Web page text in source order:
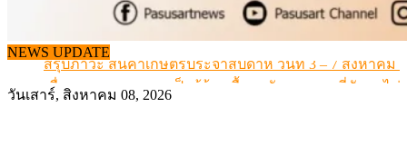
NEWS UPDATE
เดินหน้าดัน “ราคากลางโคเนื้อ” แก้ปัญหาราคาโคเนื้อตก
สรุปภาวะ สินค้าเกษตรประจำสัปดาห์ วันที่ 3 – 7 สิงหาคม
เมื่อเกษตรกรถูกมองเป็นผู้ร้ายเบื้องหลังราคาหมูที่สังคมไม่
สุดอั้น! ไข่ไก่หน้าฟาร์มปรับขึ้นอีก 6 บาท/แผง เริ่ม 7 ส.ค.69
วันเสาร์, สิงหาคม 08, 2026